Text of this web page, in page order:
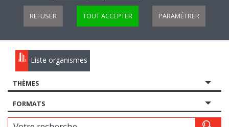
REFUSER TOUT ACCEPTER PARAMÉTRER
Liste organismes
THÈMES
FORMATS
Votre recherche